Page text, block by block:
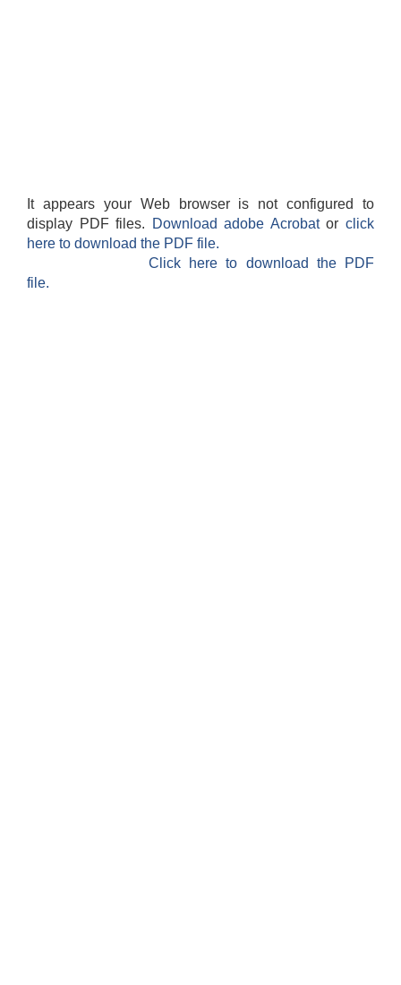
It appears your Web browser is not configured to
display PDF files.
Download adobe Acrobatorclick
here to download the PDF file.
Click here to download the PDF
file.